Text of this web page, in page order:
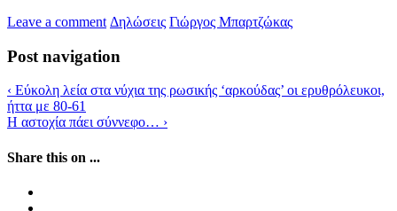
Leave a comment Δηλώσεις Γιώργος Μπαρτζώκας
Post navigation
‹ Εύκολη λεία στα νύχια της ρωσικής ‘αρκούδας’ οι ερυθρόλευκοι,
ήττα με 80-61
Η αστοχία πάει σύννεφο… ›
Share this on ...